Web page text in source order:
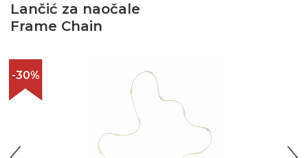
Lančić za naočale
Frame Chain
-30%